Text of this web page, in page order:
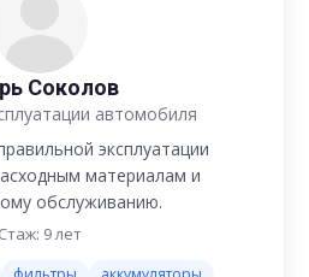
Соколов
автомобиля
эксплуатации
материалам и
обслуживанию.
Стаж: 9 лет